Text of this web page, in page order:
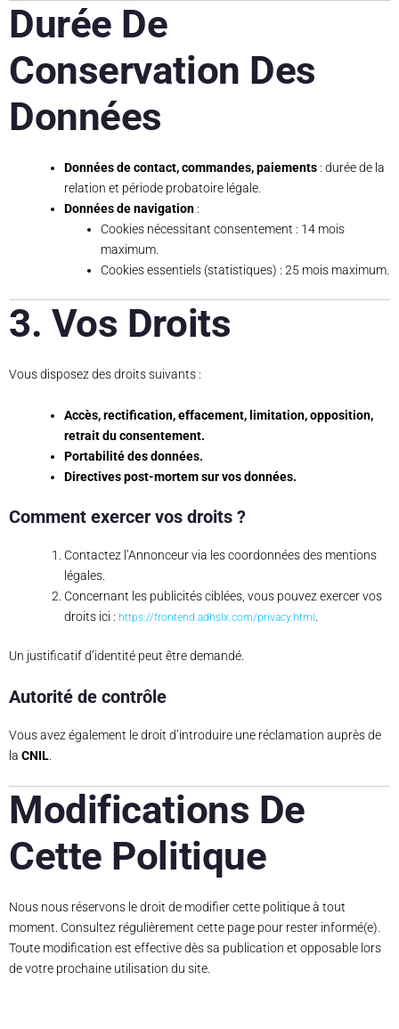
Durée De
Conservation Des
Données
Données de contact, commandes, paiements : durée de la
relation et période probatoire légale.
Données de navigation :
Cookies nécessitant consentement : 14 mois
maximum.
Cookies essentiels (statistiques) : 25 mois maximum.
3. Vos Droits
Vous disposez des droits suivants :
Accès, rectification, effacement, limitation, opposition,
retrait du consentement.
Portabilité des données.
Directives post-mortem sur vos données.
Comment exercer vos droits ?
Contactez l’Annonceur via les coordonnées des mentions
légales.
Concernant les publicités ciblées, vous pouvez exercer vos
droits ici : https://frontend.adhslx.com/privacy.html
Un justificatif d’identité peut être demandé.
Autorité de contrôle
Vous avez également le droit d’introduire une réclamation auprès de
la CNIL
Modifications De
Cette Politique
Nous nous réservons le droit de modifier cette politique à tout
moment. Consultez régulièrement cette page pour rester informé(e).
Toute modification est effective dès sa publication et opposable lors
de votre prochaine utilisation du site.